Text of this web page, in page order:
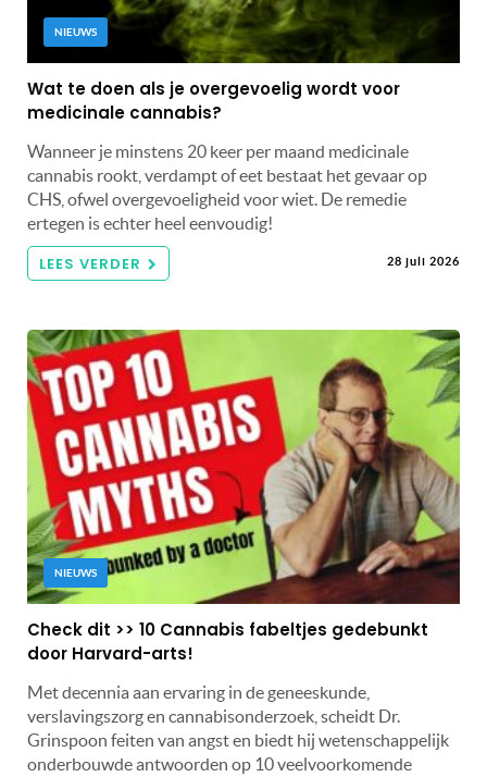
NIEUWS
Wat te doen als je overgevoelig wordt voor
medicinale cannabis?
Wanneer je minstens 20 keer per maand medicinale
cannabis rookt, verdampt of eet bestaat het gevaar op
CHS, ofwel overgevoeligheid voor wiet. De remedie
ertegen is echter heel eenvoudig!
LEES VERDER 28 juli 2026
NIEUWS
Check dit >> 10 Cannabis fabeltjes gedebunkt
door Harvard-arts!
Met decennia aan ervaring in de geneeskunde,
verslavingszorg en cannabisonderzoek, scheidt Dr.
Grinspoon feiten van angst en biedt hij wetenschappelijk
onderbouwde antwoorden op 10 veelvoorkomende